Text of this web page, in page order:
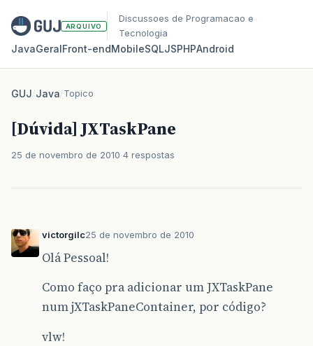
ARQUIVO
Discussoes de Programacao e
Tecnologia
JavaGeralFront‑endMobileSQLJSPHPAndroid
GUJ/Java/Topico
[Dúvida] JXTaskPane
25 de novembro de 2010 4 respostas
victorgilc25 de novembro de 2010
Olá Pessoal!
Como faço pra adicionar um JXTaskPane
num jXTaskPaneContainer, por código?
vlw!